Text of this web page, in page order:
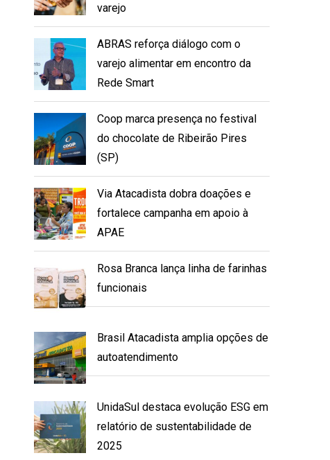
varejo
ABRAS reforça diálogo com o
varejo alimentar em encontro da
Rede Smart
Coop marca presença no festival
do chocolate de Ribeirão Pires
(SP)
Via Atacadista dobra doações e
fortalece campanha em apoio à
APAE
Rosa Branca lança linha de farinhas
funcionais
Brasil Atacadista amplia opções de
autoatendimento
UnidaSul destaca evolução ESG em
relatório de sustentabilidade de
2025